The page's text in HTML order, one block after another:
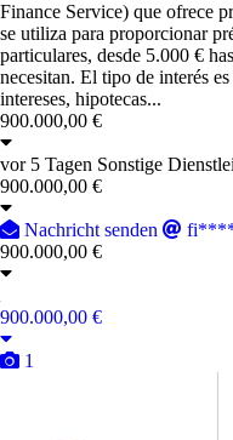
Finance Service) que ofrece
se utiliza para proporcionar
particulares, desde 5.000 €
necesitan. El tipo de interés
intereses, hipotecas...
900.000,00 €
vor 5 Tagen Sonstige
900.000,00 €
Nachricht senden
900.000,00 €